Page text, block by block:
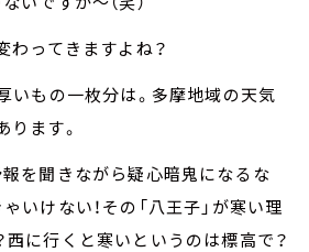
ってきますよね？
いもの一枚分は。多摩地域の天気
ます。
を聞きながら疑心暗鬼になるな
いけない！その「八王子」が寒い理
西に行くと寒いというのは標高で？